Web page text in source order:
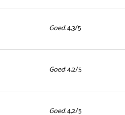
Goed: 4,3/5
Goed: 4,2/5
Goed: 4,2/5